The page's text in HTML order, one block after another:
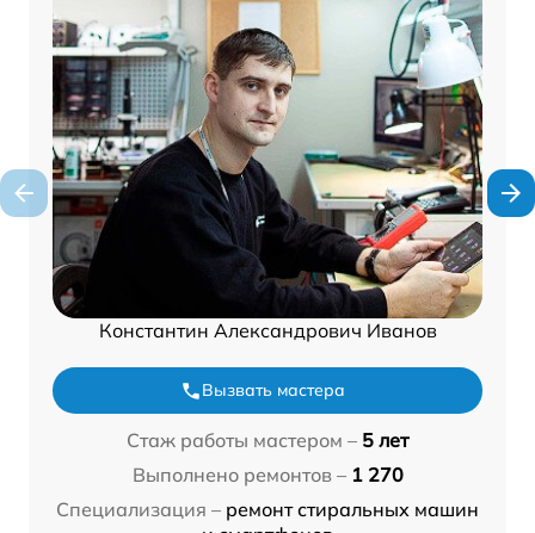
Константин Александрович Иванов
Вызвать мастера
Стаж работы мастером – 5 лет
Выполнено ремонтов – 1 270
Специализация – ремонт стиральных машин